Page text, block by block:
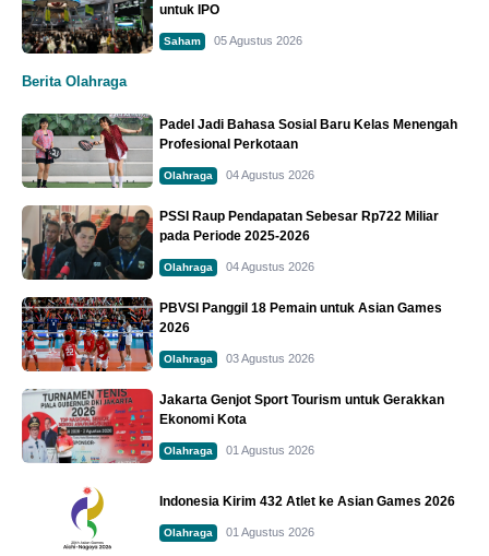
untuk IPO
Saham 05 Agustus 2026
Berita Olahraga
Padel Jadi Bahasa Sosial Baru Kelas Menengah
Profesional Perkotaan
Olahraga 04 Agustus 2026
PSSI Raup Pendapatan Sebesar Rp722 Miliar
pada Periode 2025-2026
Olahraga 04 Agustus 2026
PBVSI Panggil 18 Pemain untuk Asian Games
2026
Olahraga 03 Agustus 2026
Jakarta Genjot Sport Tourism untuk Gerakkan
Ekonomi Kota
Olahraga 01 Agustus 2026
Indonesia Kirim 432 Atlet ke Asian Games 2026
Olahraga 01 Agustus 2026